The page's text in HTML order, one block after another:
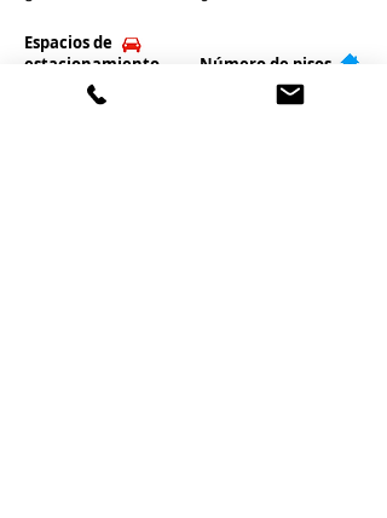
Espacios de
estacionamiento
​Número de pisos